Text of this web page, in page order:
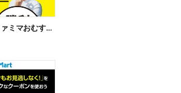
【おトク】大谷選手ファミマおむすび割